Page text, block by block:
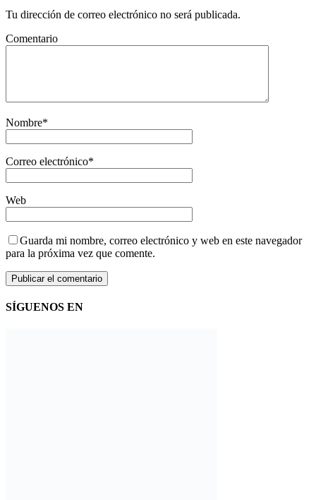
Tu dirección de correo electrónico no será publicada.
Comentario
Nombre*
Correo electrónico*
Web
Guarda mi nombre, correo electrónico y web en este navegador
para la próxima vez que comente.
SÍGUENOS EN